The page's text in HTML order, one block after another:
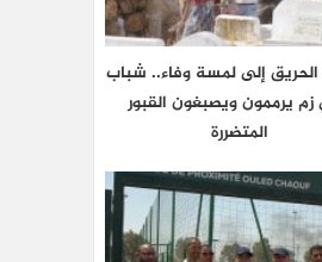
الحريق إلى لمسة وفاء.. شباب
زم يرممون ويصبغون القبور
المتضررة